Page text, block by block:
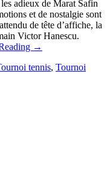
adieux de Marat Safin
et de nostalgie sont
de tête d’affiche, la
Victor Hanescu.
→
tennis, Tournoi